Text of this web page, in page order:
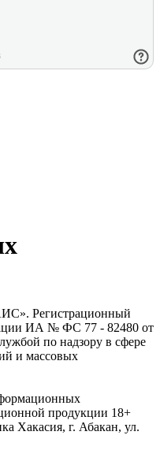
Регистрационный
ИА № ФС 77 - 82480 от
по надзору в сфере
и массовых
продукции 18+
Хакасия, г. Абакан, ул.